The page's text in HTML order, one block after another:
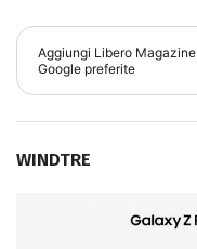
Aggiungi Libero Magazine
Google preferite
WINDTRE